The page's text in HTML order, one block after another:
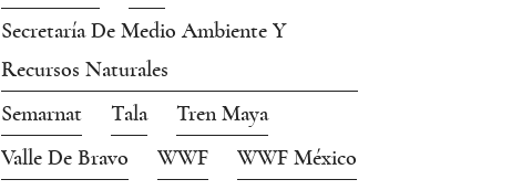
Secretaría De Medio Ambiente Y
Recursos Naturales
Semarnat
Tala
Tren Maya
Valle De Bravo
WWF
WWF México